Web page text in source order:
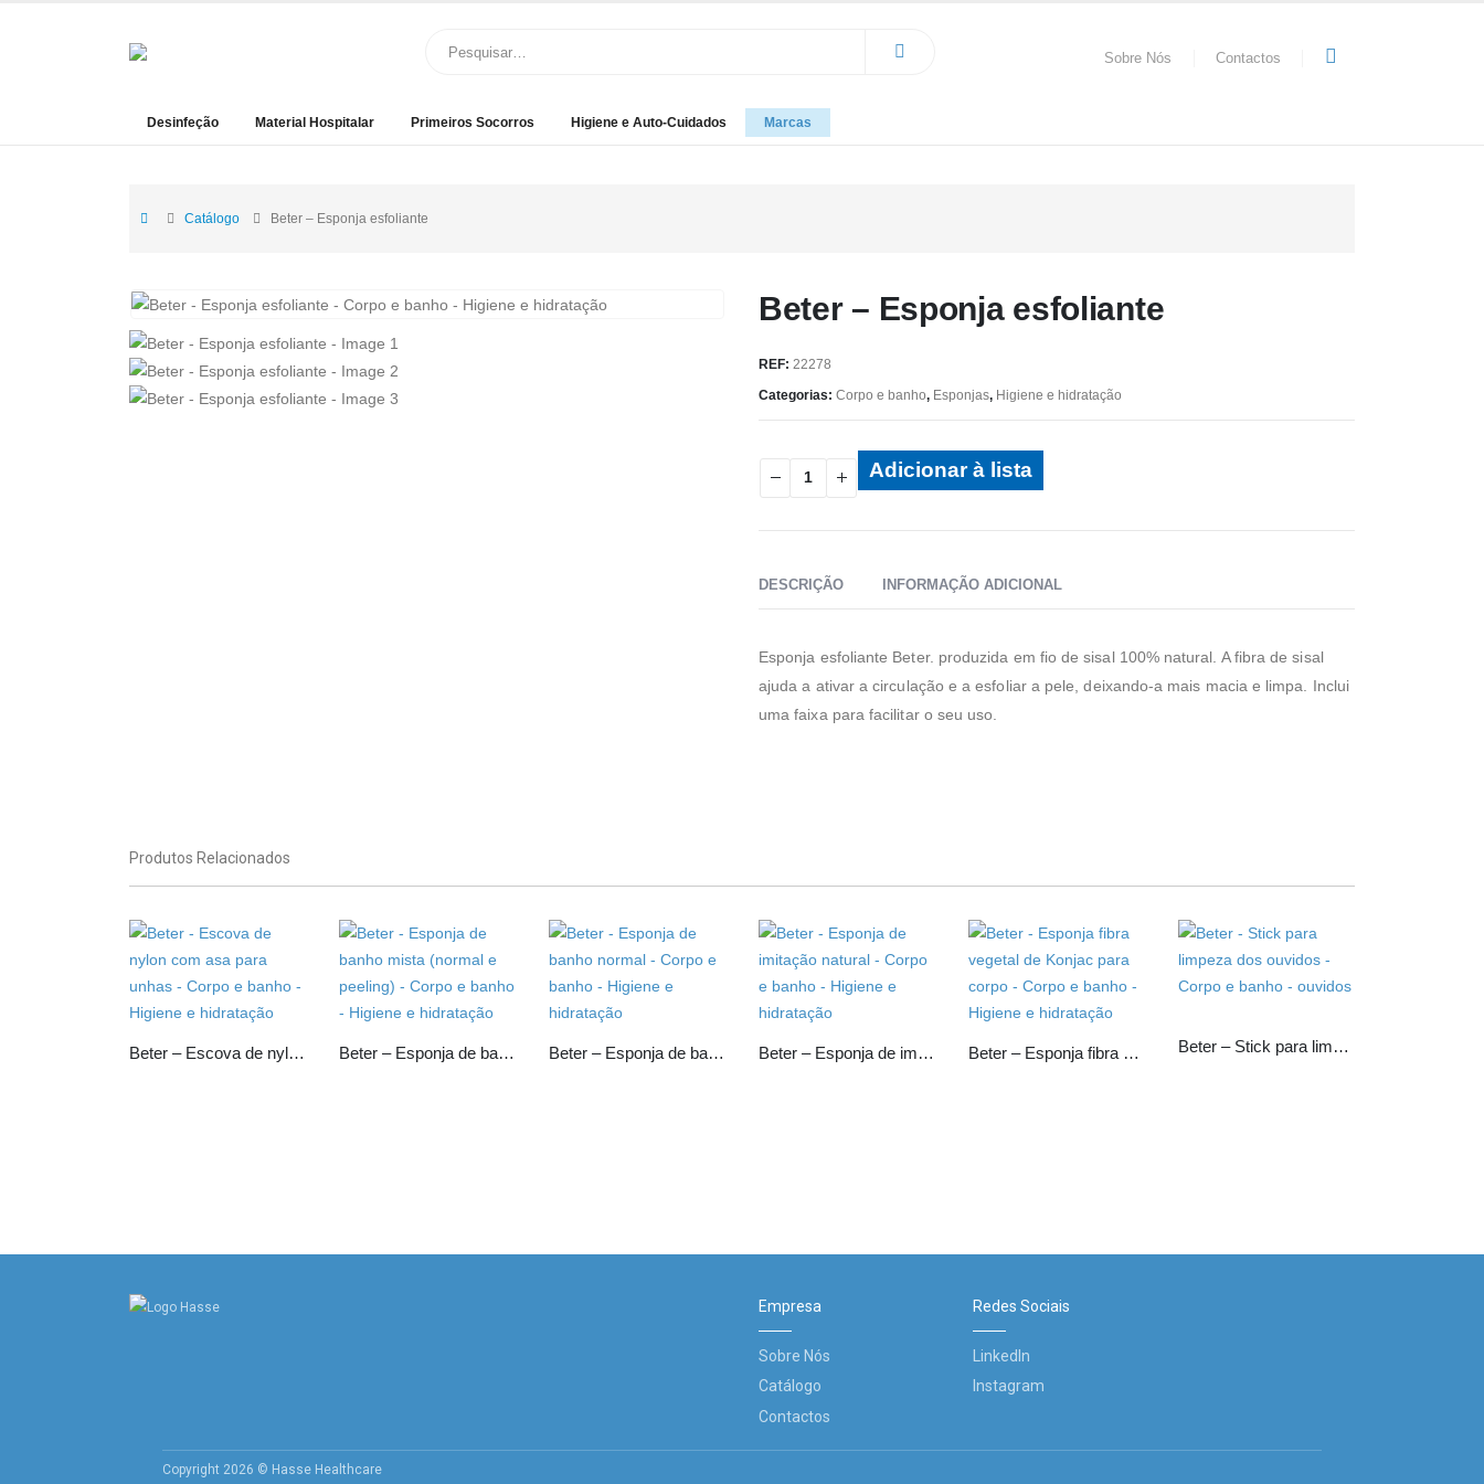
Sobre Nós Contactos
Desinfeção Material Hospitalar Primeiros Socorros Higiene e Auto-Cuidados Marcas
Catálogo Beter – Esponja esfoliante
Beter – Esponja esfoliante
REF: 22278
Categorias: Corpo e banho, Esponjas, Higiene e hidratação
Adicionar à lista
DESCRIÇÃO INFORMAÇÃO ADICIONAL
Esponja esfoliante Beter. produzida em fio de sisal 100% natural. A fibra de sisal
ajuda a ativar a circulação e a esfoliar a pele, deixando-a mais macia e limpa. Inclui
uma faixa para facilitar o seu uso.
Produtos Relacionados
Beter – Escova de nylon com asa para unhas Beter – Esponja de banho mista (normal e peeling) Beter – Esponja de banho normal Beter – Esponja de imitação natural Beter – Esponja fibra vegetal de Konjac para corpo Beter – Stick para limpeza dos ouvidos
Empresa
Sobre Nós
Catálogo
Contactos
Redes Sociais
LinkedIn
Instagram
Copyright 2026 © Hasse Healthcare